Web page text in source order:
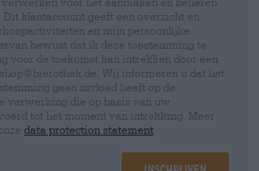
Dit klantaccount geeft een overzicht en
en mijn persoonlijke
bewust dat ik deze toestemming te
voor de toekomst kan intrekken door een
Wij informeren u dat het
geen invloed heeft op de
verwerking die op basis van uw
tot het moment van intrekking. Meer
data protection statement